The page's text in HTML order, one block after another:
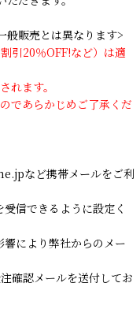
般販売とは異なります>
引20％OFF!など）は適
れます。
であらかじめご了承くだ
など携帯メールをご利
信できるように設定く
により弊社からのメー
確認メールを送付してお